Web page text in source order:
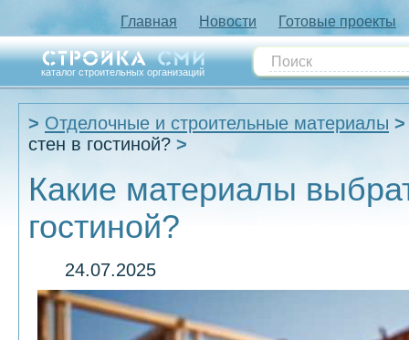
Главная Новости Готовые проекты
каталог строительных организаций
Отделочные и строительные материалы
стен в гостиной?
Какие материалы
гостиной?
24.07.2025